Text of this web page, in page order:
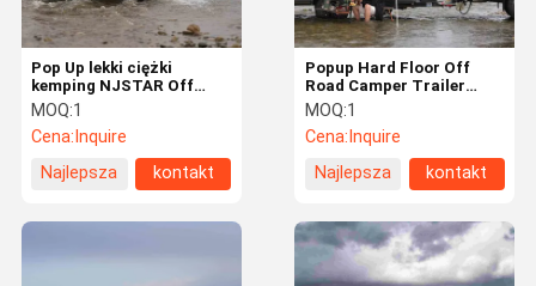
Pop Up lekki ciężki
kemping NJSTAR Off
Grid Travel Trailer Solar
MOQ:1
Cena: Inquire
Najlepsza
kontakt
Popup Hard Floor Off
Road Camper Trailer
NJSTAR EXPLORER
Camper z twardą podłogą
MOQ:1
Cena: Inquire
Najlepsza
kontakt